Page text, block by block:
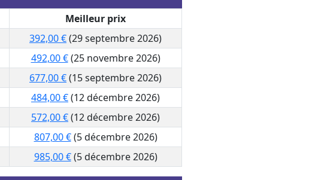
Meilleur prix
392,00 €(29 septembre 2026)
492,00 €(25 novembre 2026)
677,00 €(15 septembre 2026)
484,00 €(12 décembre 2026)
572,00 €(12 décembre 2026)
807,00 €(5 décembre 2026)
985,00 €(5 décembre 2026)